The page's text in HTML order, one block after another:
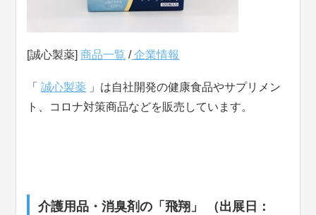
[誠心製薬]商品一覧 /企業情報
「誠心製薬 」は自社開発の健康食品やサプリメン
ト、コロナ対策商品などを販売しています。
介護用品・消臭剤の「飛翔」 （出展日：